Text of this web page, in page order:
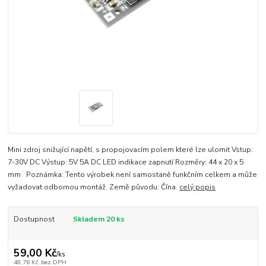
Mini zdroj snižující napětí, s propojovacím polem které lze ulomit Vstup:
7-30V DC Výstup: 5V 5A DC LED indikace zapnutí Rozměry: 44 x 20 x 5
mm Poznámka: Tento výrobek není samostaně funkčním celkem a může
vyžadovat odbornou montáž. Země původu: Čína. celý popis
Dostupnost Skladem 20 ks
59,00 Kč/ks
48,76 Kč bez DPH